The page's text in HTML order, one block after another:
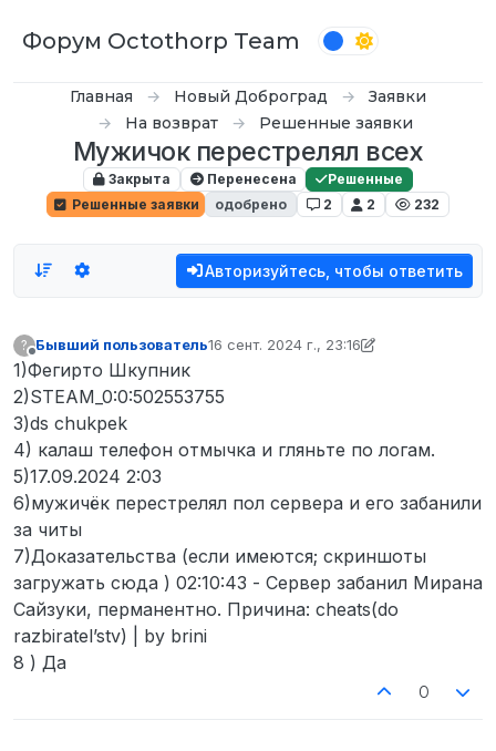
Форум Octothorp Team
Главная Новый Доброград
Заявки
На возврат
Решенные заявки
Мужичок перестрелял всех
Закрыта Перенесена
Решенные
Решенные заявки
одобрено 2 2 232
Авторизуйтесь, чтобы ответить
?
Не в сети
Бывший пользователь16 сент. 2024 г., 23:16
отредактировано Кампот
1)Фегирто Шкупник
2)STEAM_0:0:502553755
3)ds chukpek
4) калаш телефон отмычка и гляньте по логам.
5)17.09.2024 2:03
6)мужичёк перестрелял пол сервера и его забанили
за читы
7)Доказательства (если имеются; скриншоты
загружать сюда ) 02:10:43 - Сервер забанил Мирана
Сайзуки, перманентно. Причина: cheats(do
razbiratel’stv) | by brini
8 ) Да
0